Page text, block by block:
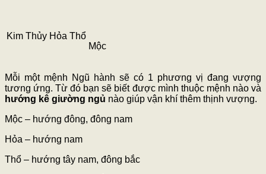
Kim Thủy Hỏa Thổ
Mộc
Mỗi một mệnh Ngũ hành sẽ có 1 phương vị đang vượng
tương ứng. Từ đó bạn sẽ biết được mình thuộc mệnh nào và
hướng kê giường ngủ nào giúp vận khí thêm thịnh vượng.
Mộc – hướng đông, đông nam
Hỏa – hướng nam
Thổ – hướng tây nam, đông bắc